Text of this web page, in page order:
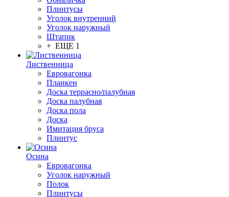
Плинтусы
Уголок внутренний
Уголок наружный
Штапик
+ ЕЩЕ 1
Лиственница
Евровагонка
Планкен
Доска террасно/палубная
Доска палубная
Доска пола
Доска
Имитация бруса
Плинтус
Осина
Евровагонка
Уголок наружный
Полок
Плинтусы